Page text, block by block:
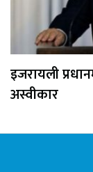
इजरायली
अस्वीकार